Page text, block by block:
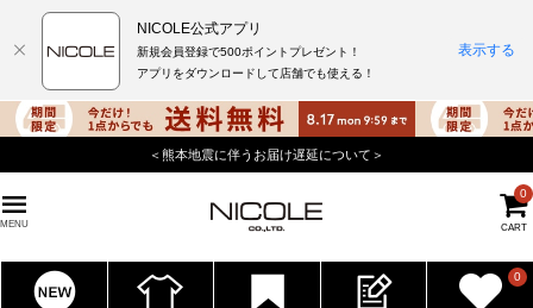
＜熊本地震に伴うお届け遅延について＞
MENU CART
0
0
NICOLE公式アプリ
新規会員登録で500ポイントプレゼント！
アプリをダウンロードして店舗でも使える！
表示する